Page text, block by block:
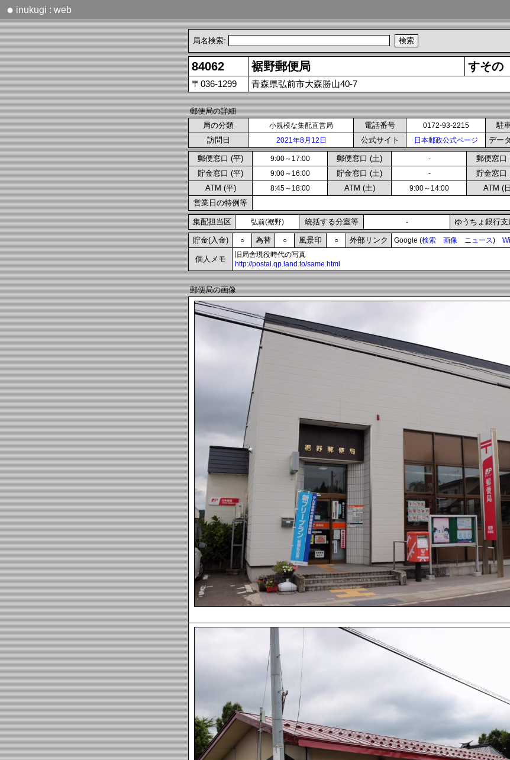
● inukugi : web
局名検索:
84062 裾野郵便局 すその
〒036-1299 青森県弘前市大森勝山40-7
郵便局の詳細
局の分類
小規模な集配直営局 電話番号 0172-93-2215 駐
訪問日 2021年8月12日 公式サイト 日本郵政公式ページ デー
郵便窓口 (平) 9:00～17:00 郵便窓口 (土) - 郵便窓口
貯金窓口 (平) 9:00～16:00 貯金窓口 (土) - 貯金窓口
ATM (平) 8:45～18:00 ATM (土) 9:00～14:00 ATM (
営業日の特例等
集配担当区 弘前(裾野) 統括する分室等 - ゆうちょ銀行支
貯金(入金) ○ 為替 ○ 風景印 ○ 外部リンク Google (検索 画像 ニュース)
個人メモ
旧局舎現役時代の写真
http://postal.qp.land.to/same.html
郵便局の画像